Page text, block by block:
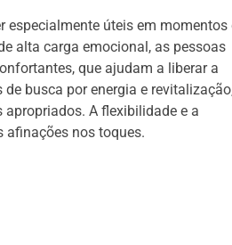
especialmente úteis em momentos
alta carga emocional, as pessoas
que ajudam a liberar a
busca por energia e
A flexibilidade e a
afinações nos toques.